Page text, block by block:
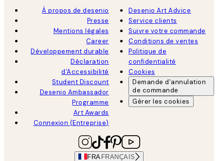
À propos de desenio
Presse
Mentions légales
Career
Développement durable
Déclaration
d'Accessibilité
Student Discount
Desenio Ambassador
Programme
Art Awards
Connexion (Entreprise)
Desenio Art Advice
Service clients
Suivre votre commande
Conditions de ventes
Politique de
confidentialité
Cookies
Demande d'annulation
de commande
Gérer les cookies
FRA FRANÇAIS